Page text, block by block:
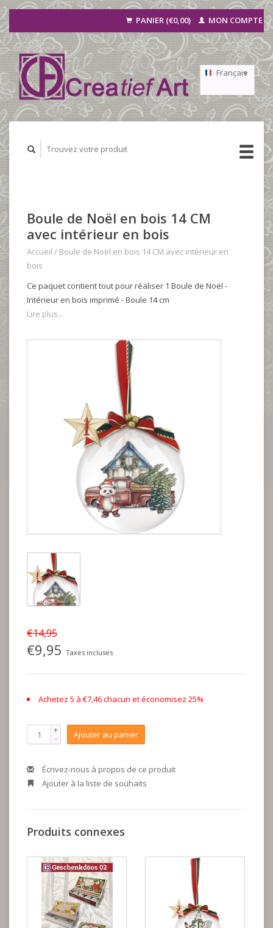
PANIER (€0,00) MON COMPTE
Français
Nederlands
Boule de Noël en bois 14 CM
avec intérieur en bois
Accueil / Boule de Noël en bois 14 CM avec intérieur en
bois
Ce paquet contient tout pour réaliser 1 Boule de Noël -
Intérieur en bois imprimé - Boule 14 cm
Lire plus...
€14,95
€9,95 Taxes incluses
Achetez 5 à €7,46 chacun et économisez 25%
+
- Ajouter au panier
Écrivez-nous à propos de ce produit
Ajouter à la liste de souhaits
Produits connexes